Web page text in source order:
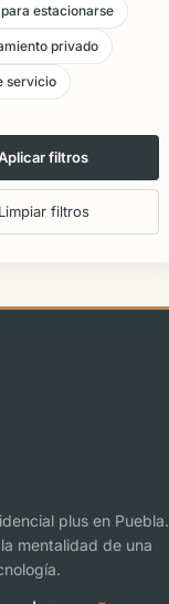
estacionarse
privado
servicio
filtros
Limpiar filtros
plus en Puebla.
mentalidad de una